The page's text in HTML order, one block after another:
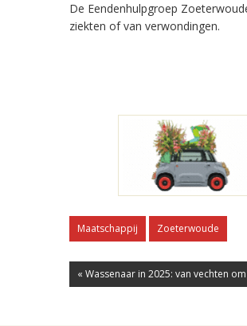
De Eendenhulpgroep
ziekten of van verwondingen.
Maatschappij Zoeterwoude
« Wassenaar in 2025: van vechten